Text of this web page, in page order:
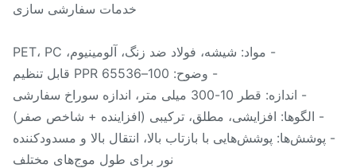
خدمات سفارشی سازی
- مواد: شیشه، فولاد ضد زنگ، آلومینیوم، PET، PC
- وضوح: 100–65536 PPR قابل تنظیم
- اندازه: قطر 10-300 میلی متر، اندازه سوراخ سفارشی
- الگوها: افزایشی، مطلق، ترکیبی (افزاینده + شاخص صفر)
پوشش‌هایی با بازتاب بالا، انتقال بالا و مسدودکننده
نور برای طول موج‌های مختلف